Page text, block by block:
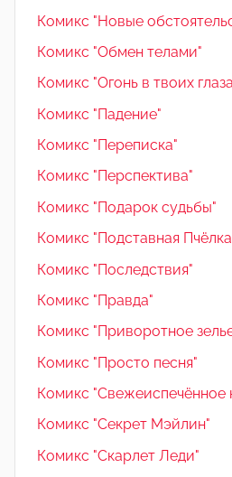
Комикс "Новые
Комикс "Обмен телами"
Комикс "Огонь в твоих
Комикс "Падение"
Комикс "Переписка"
Комикс "Перспектива"
Комикс "Подарок судьбы"
Комикс "Подставная
Комикс "Последствия"
Комикс "Правда"
Комикс "Приворотное
Комикс "Просто песня"
Комикс "Свежеиспечённое
Комикс "Секрет Мэйлин"
Комикс "Скарлет Леди"